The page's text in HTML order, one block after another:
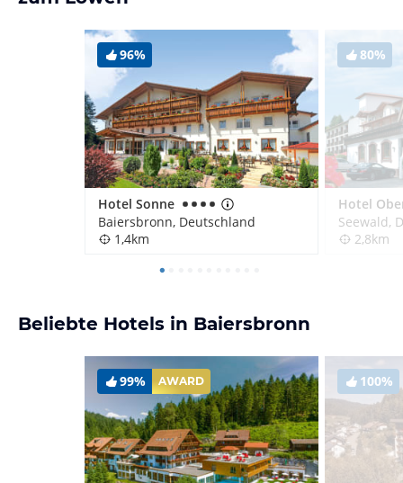
96%
Hotel Sonne
Baiersbronn, Deutschland
1,4km
80%
Seewald,
2,8km
Beliebte Hotels in Baiersbronn
99% AWARD 100%